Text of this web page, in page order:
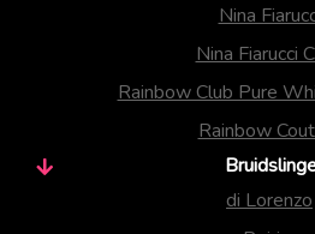
Nina
Nina Fiarucci
Rainbow Club Pure
Rainbow
di Lorenzo